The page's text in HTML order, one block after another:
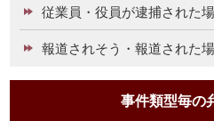
従業員・役員が逮捕された
報道されそう・報道された
事件類型毎